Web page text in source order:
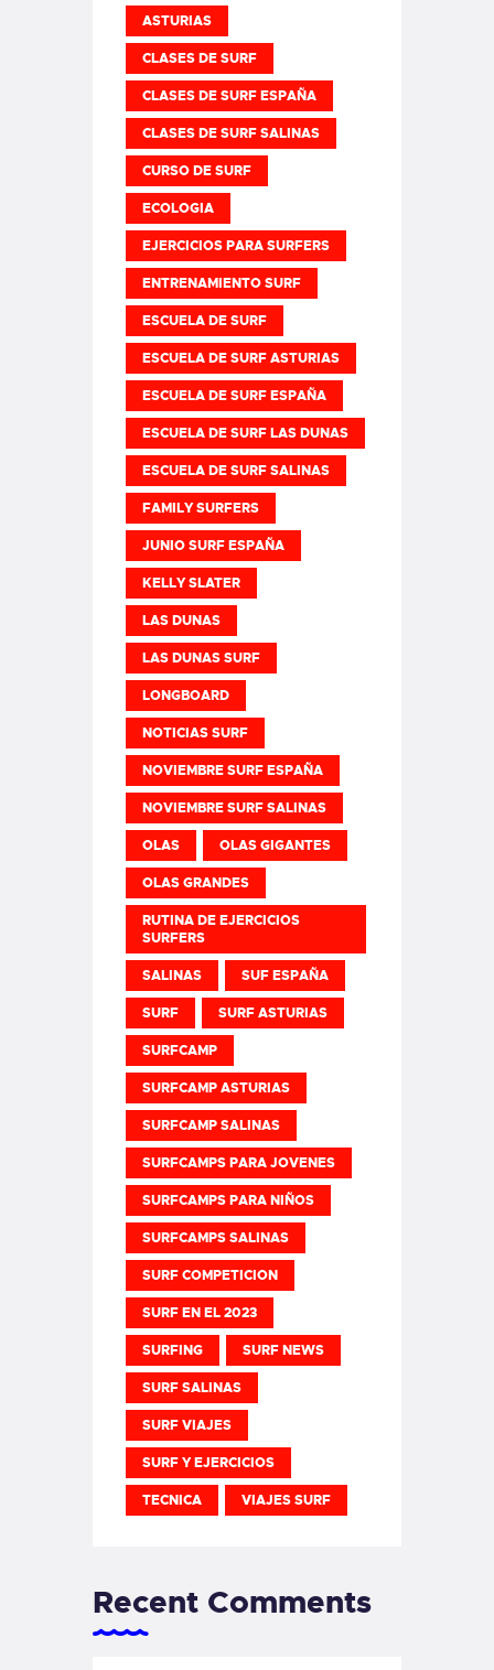
ASTURIAS
CLASES DE SURF
CLASES DE SURF ESPAÑA
CLASES DE SURF SALINAS
CURSO DE SURF
ECOLOGIA
EJERCICIOS PARA SURFERS
ENTRENAMIENTO SURF
ESCUELA DE SURF
ESCUELA DE SURF ASTURIAS
ESCUELA DE SURF ESPAÑA
ESCUELA DE SURF LAS DUNAS
ESCUELA DE SURF SALINAS
FAMILY SURFERS
JUNIO SURF ESPAÑA
KELLY SLATER
LAS DUNAS
LAS DUNAS SURF
LONGBOARD
NOTICIAS SURF
NOVIEMBRE SURF ESPAÑA
NOVIEMBRE SURF SALINAS
OLAS OLAS GIGANTES
OLAS GRANDES
RUTINA DE EJERCICIOS
SURFERS
SALINAS SUF ESPAÑA
SURF SURF ASTURIAS
SURFCAMP
SURFCAMP ASTURIAS
SURFCAMP SALINAS
SURFCAMPS PARA JOVENES
SURFCAMPS PARA NIÑOS
SURFCAMPS SALINAS
SURF COMPETICION
SURF EN EL 2023
SURFING SURF NEWS
SURF SALINAS
SURF VIAJES
SURF Y EJERCICIOS
TECNICA VIAJES SURF
Recent Comments